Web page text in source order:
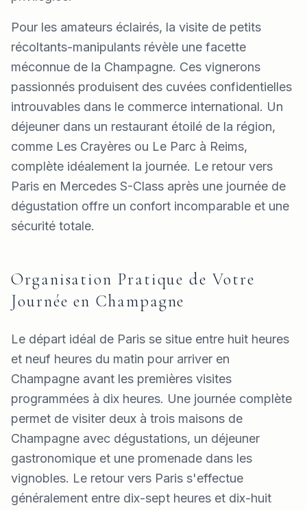
Pour les amateurs éclairés, la visite de petits
récoltants-manipulants révèle une facette
méconnue de la Champagne. Ces vignerons
passionnés produisent des cuvées confidentielles
introuvables dans le commerce international. Un
déjeuner dans un restaurant étoilé de la région,
comme Les Crayères ou Le Parc à Reims,
complète idéalement la journée. Le retour vers
Paris en Mercedes S-Class après une journée de
dégustation offre un confort incomparable et une
sécurité totale.
Organisation Pratique de Votre
Journée en Champagne
Le départ idéal de Paris se situe entre huit heures
et neuf heures du matin pour arriver en
Champagne avant les premières visites
programmées à dix heures. Une journée complète
permet de visiter deux à trois maisons de
Champagne avec dégustations, un déjeuner
gastronomique et une promenade dans les
vignobles. Le retour vers Paris s'effectue
généralement entre dix-sept heures et dix-huit